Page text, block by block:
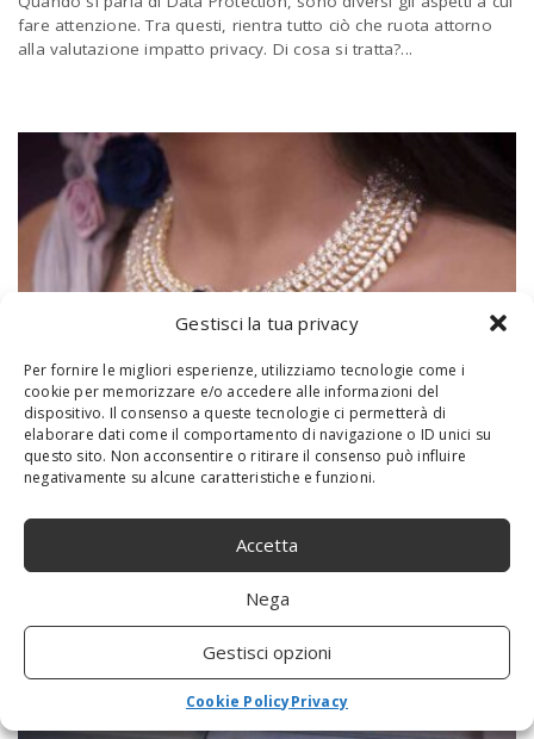
Gestisci la tua privacy
Per fornire le migliori esperienze, utilizziamo tecnologie come i
cookie per memorizzare e/o accedere alle informazioni del
dispositivo. Il consenso a queste tecnologie ci permetterà di
elaborare dati come il comportamento di navigazione o ID unici su
questo sito. Non acconsentire o ritirare il consenso può influire
negativamente su alcune caratteristiche e funzioni.
Accetta
Nega
Gestisci opzioni
Cookie PolicyPrivacy
fare attenzione. Tra questi, rientra tutto ciò che ruota attorno
alla valutazione impatto privacy. Di cosa si tratta?...
Aprire una gioielleria e avere successo: i
consigli da non perdere
una gioielleria e avere successo? Prima di entrare nel vivo delle
risposte a questa domanda, ricordiamo che ha...